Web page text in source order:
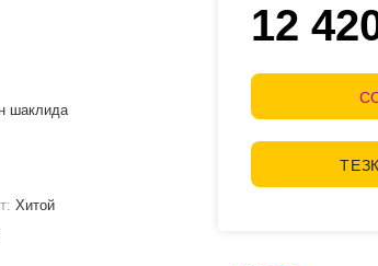
12
шаклида
Хитой